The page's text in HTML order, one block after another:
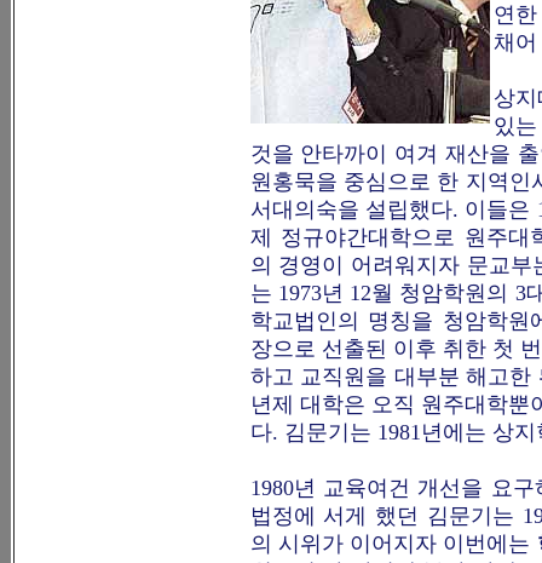
연
채
상
있
것을 안타까이 여겨 재산을
원홍묵을 중심으로 한 지역인
서대의숙을 설립했다. 이들은
제 정규야간대학으로 원주대
의 경영이 어려워지자 문교
는 1973년 12월 청암학원의
학교법인의 명칭을 청암학
장으로 선출된 이후 취한 첫
하고 교직원을 대부분 해고한
년제 대학은 오직 원주대학
다. 김문기는 1981년에는 상
1980년 교육여건 개선을 요
법정에 서게 했던 김문기는
의 시위가 이어지자 이번에는